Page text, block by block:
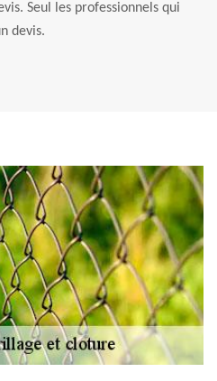
Seul les professionnels qui
devis.